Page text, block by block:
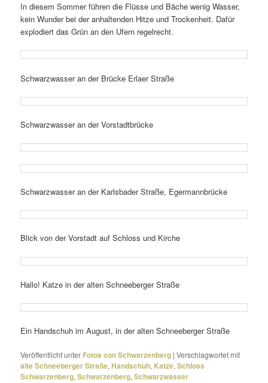
In diesem Sommer führen die Flüsse und Bäche wenig Wasser,
kein Wunder bei der anhal­tenden Hitze und Trockenheit. Dafür
explo­diert das Grün an den Ufern regelrecht.
Schwarzwasser an der Brücke Erlaer Straße
Schwarzwasser an der Vorstadtbrücke
Schwarzwasser an der Karlsbader Straße, Egermannbrücke
Blick von der Vorstadt auf Schloss und Kirche
Hallo! Katze in der alten Schneeberger Straße
Ein Handschuh im August, in der alten Schneeberger Straße
Veröffentlicht unter Fotos von Schwarzenberg |Verschlagwortet mit
alte Schneeberger Straße,Handschuh, Katze,Schloss
Schwarzenberg,Schwarzenberg,Schwarzwasser